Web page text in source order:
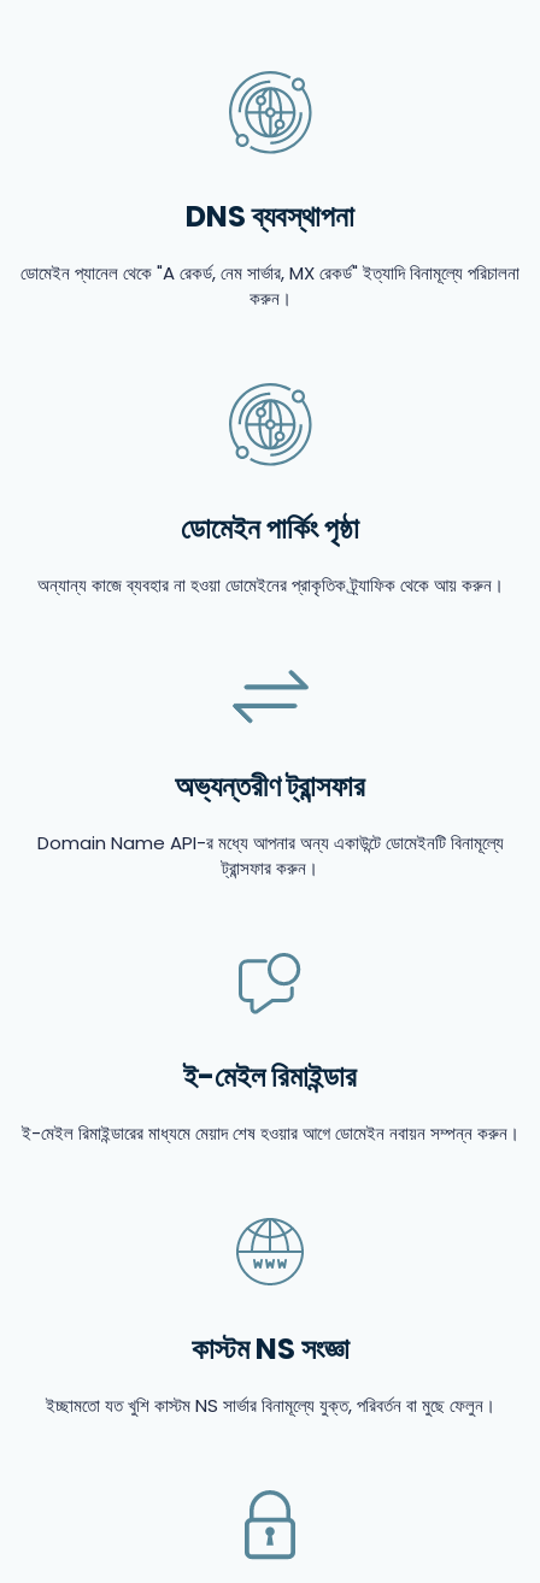
DNS ব্যবস্থাপনা
ডোমেইন প্যানেল থেকে "A রেকর্ড, নেম সার্ভার, MX রেকর্ড" ইত্যাদি বিনামূল্যে পরিচালনা
করুন।
ডোমেইন পার্কিং পৃষ্ঠা
অন্যান্য কাজে ব্যবহার না হওয়া ডোমেইনের প্রাকৃতিক ট্র্যাফিক থেকে আয় করুন।
অভ্যন্তরীণ ট্রান্সফার
Domain Name API-র মধ্যে আপনার অন্য একাউন্টে ডোমেইনটি বিনামূল্যে
ট্রান্সফার করুন।
ই-মেইল রিমাইন্ডার
ই-মেইল রিমাইন্ডারের মাধ্যমে মেয়াদ শেষ হওয়ার আগে ডোমেইন নবায়ন সম্পন্ন করুন।
কাস্টম NS সংজ্ঞা
ইচ্ছামতো যত খুশি কাস্টম NS সার্ভার বিনামূল্যে যুক্ত, পরিবর্তন বা মুছে ফেলুন।